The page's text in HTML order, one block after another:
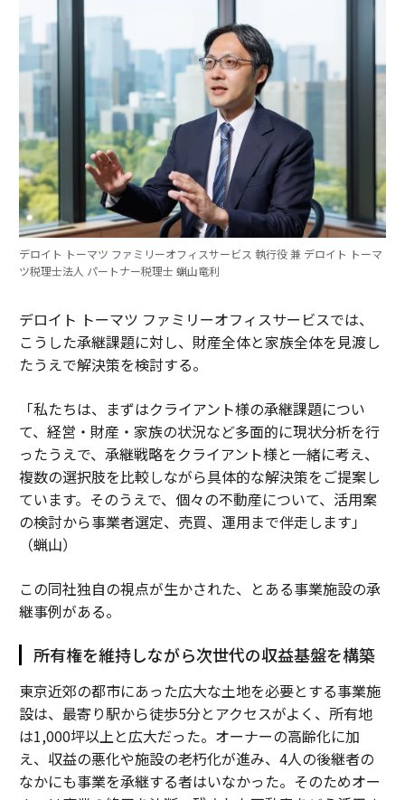
デロイト トーマツ ファミリーオフィスサービス 執行役 兼 デロイト トーマ
ツ税理士法人 パートナー税理士 蝋山竜利
デロイト トーマツ ファミリーオフィスサービスでは、
こうした承継課題に対し、財産全体と家族全体を見渡し
たうえで解決策を検討する。
「私たちは、まずはクライアント様の承継課題につい
て、経営・財産・家族の状況など多面的に現状分析を行
ったうえで、承継戦略をクライアント様と一緒に考え、
複数の選択肢を比較しながら具体的な解決策をご提案し
ています。そのうえで、個々の不動産について、活用案
の検討から事業者選定、売買、運用まで伴走します」
（蝋山）
この同社独自の視点が生かされた、とある事業施設の承
継事例がある。
所有権を維持しながら次世代の収益基盤を構築
東京近郊の都市にあった広大な土地を必要とする事業施
設は、最寄り駅から徒歩5分とアクセスがよく、所有地
は1,000坪以上と広大だった。オーナーの高齢化に加
え、収益の悪化や施設の老朽化が進み、4人の後継者の
なかにも事業を承継する者はいなかった。そのためオー